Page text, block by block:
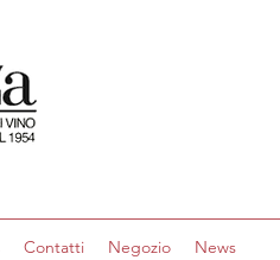
Contatti Negozio News